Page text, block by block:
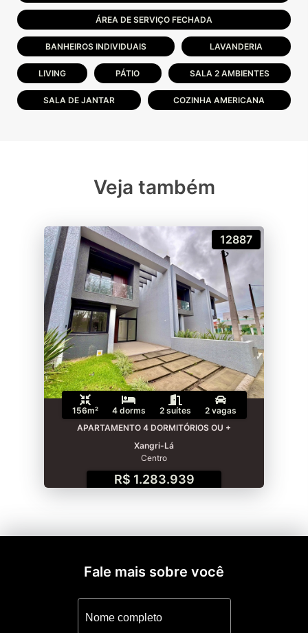
ÁREA DE SERVIÇO FECHADA
BANHEIROS INDIVIDUAIS LAVANDERIA
LIVING PÁTIO SALA 2 AMBIENTES
SALA DE JANTAR COZINHA AMERICANA
Veja também
12887
156m² 4 dorms 2 suítes
2 vagas
APARTAMENTO 4 DORMITÓRIOS OU +
Xangri-Lá
Centro
R$ 1.283.939
Fale mais sobre você